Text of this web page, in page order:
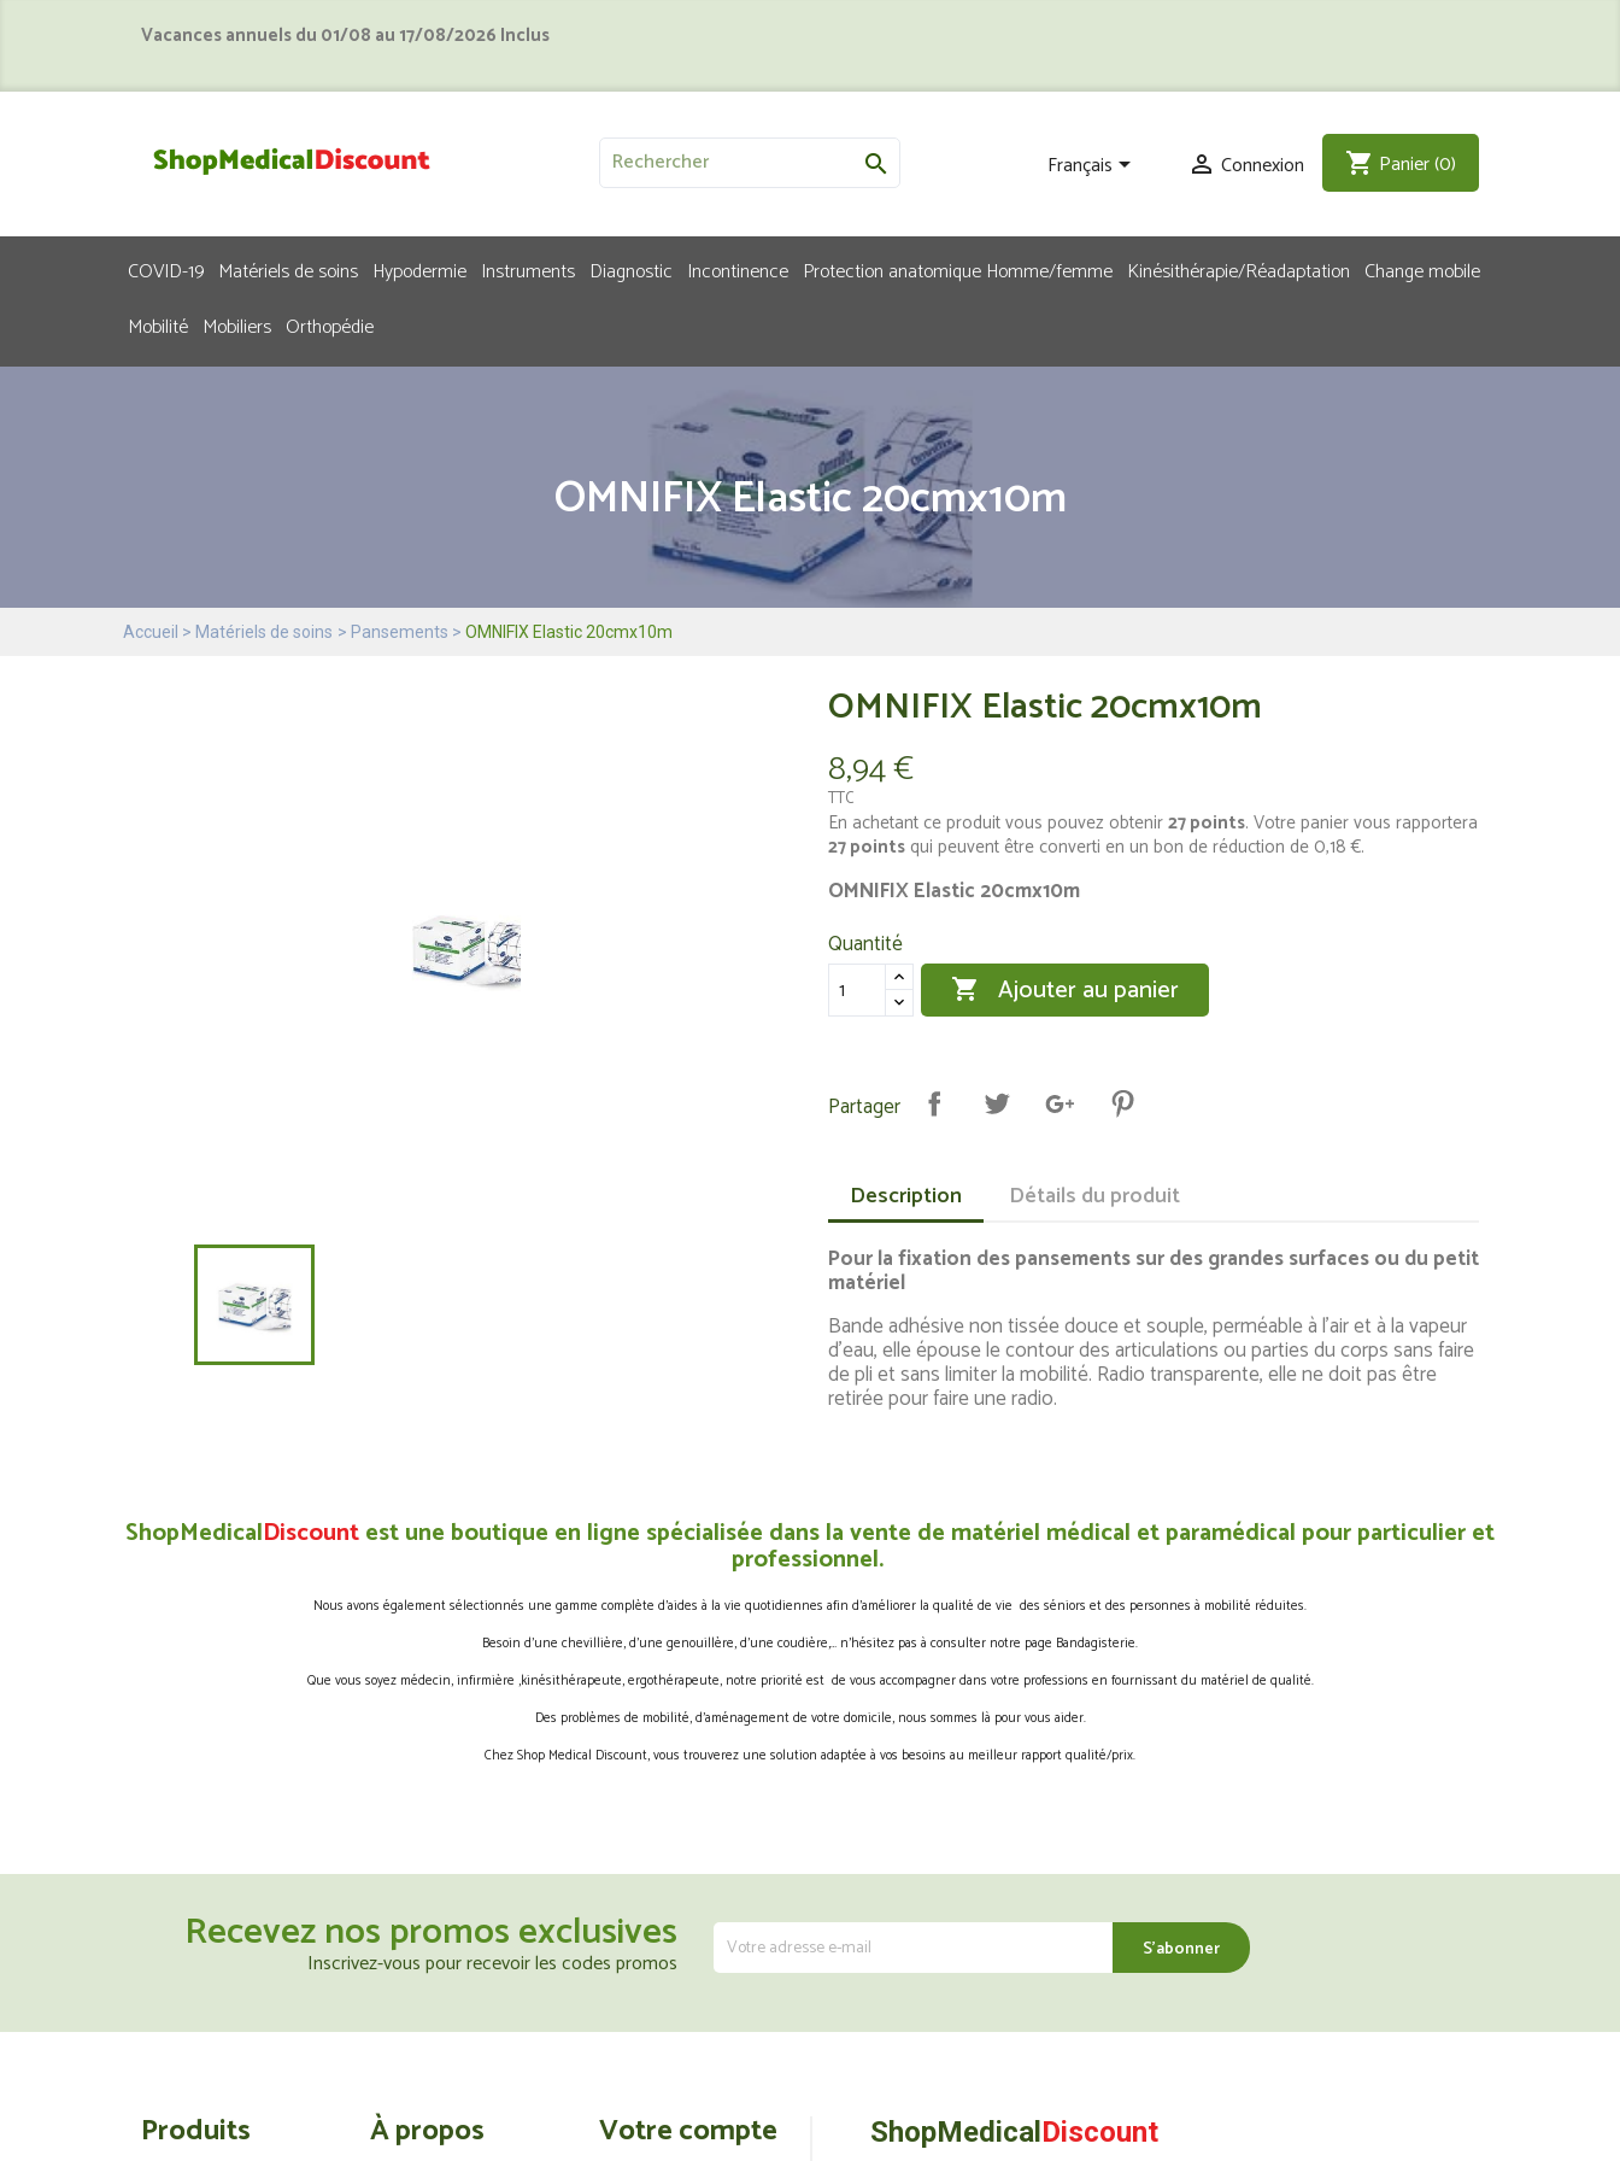
Vacances annuels du 01/08 au 17/08/2026 Inclus
 Français  Connexion shopping_cart Panier(0)
COVID-19 Matériels de soins Hypodermie Instruments Diagnostic Incontinence Protection anatomique Homme/femme Kinésithérapie/Réadaptation Change mobile
Mobilité Mobiliers Orthopédie
OMNIFIX Elastic 20cmx10m
Accueil Matériels de soins Pansements OMNIFIX Elastic 20cmx10m
OMNIFIX Elastic 20cmx10m
8,94 €
TTC
En achetant ce produit vous pouvez obtenir27points. Votre panier vous rapportera
27points qui peuvent être converti en un bon de réduction de 0,18 €.
OMNIFIX Elastic 20cmx10m
Quantité
 Ajouter au panier
Partager
Description Détails du produit
Pour la fixation des pansements sur des grandes surfaces ou du petit
matériel
Bande adhésive non tissée douce et souple, perméable à l'air et à la vapeur
d'eau, elle épouse le contour des articulations ou parties du corps sans faire
de pli et sans limiter la mobilité. Radio transparente, elle ne doit pas être
retirée pour faire une radio.
ShopMedicalDiscountest une boutique en ligne spécialisée dans la vente de matériel médical et paramédical pour particulier et
professionnel.
Nous avons également sélectionnés une gamme complète d’aides à la vie quotidiennes afin d’améliorer la qualité de vie des séniors et des personnes à mobilité réduites.
Besoin d’une chevillière, d’une genouillère, d’une coudière,… n’hésitez pas à consulter notre page Bandagisterie.
Que vous soyez médecin, infirmière ,kinésithérapeute, ergothérapeute, notre priorité est de vous accompagner dans votre professions en fournissant du matériel de qualité.
Des problèmes de mobilité, d’aménagement de votre domicile, nous sommes là pour vous aider.
Chez Shop Medical Discount, vous trouverez une solution adaptée à vos besoins au meilleur rapport qualité/prix.
Recevez nos promos exclusives
Inscrivez-vous pour recevoir les codes promos
Produits À propos Votre compte ShopMedical Discount